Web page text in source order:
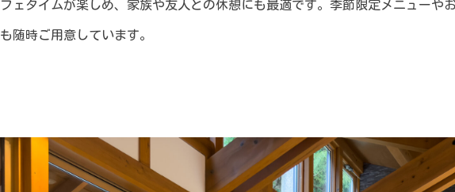
フェタイムが楽しめ、家族や友人との休憩にも最適です。季節限定メニューや
も随時ご用意しています。